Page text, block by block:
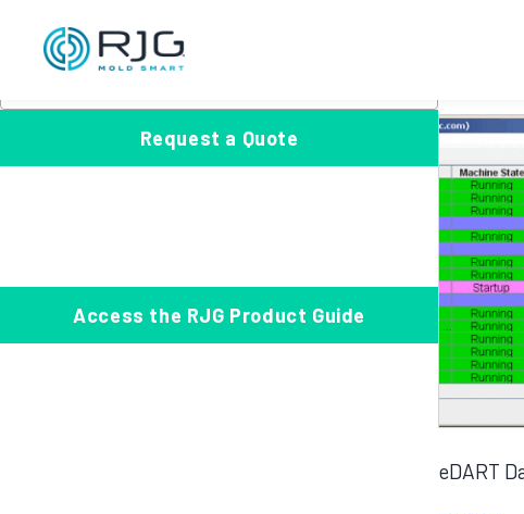
容
r
Product Categories
择
Request a Quote
Access the RJG Product Guide
eDART